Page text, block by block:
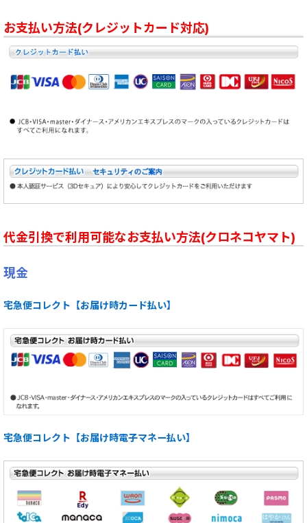
お支払い方法(クレジットカード対応)
代金引換で利用可能なお支払い方法(クロネコヤマト)
現金
宅急便コレクト【お届け時カード払い】
宅急便コレクト【お届け時電子マネー払い】